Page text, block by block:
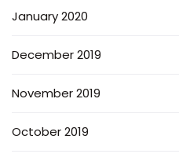
January 2020
December 2019
November 2019
October 2019